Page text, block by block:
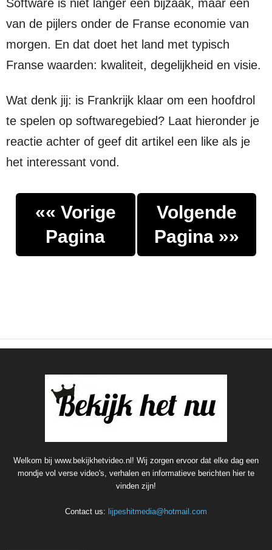
Software is niet langer een bijzaak, maar een
van de pijlers onder de Franse economie van
morgen. En dat doet het land met typisch
Franse waarden: kwaliteit, degelijkheid en visie.
Wat denk jij: is Frankrijk klaar om een hoofdrol
te spelen op softwaregebied? Laat hieronder je
reactie achter of geef dit artikel een like als je
het interessant vond.
«« Vorige
Pagina
Volgende
Pagina »»
Welkom bij www.bekijkhetvideo.nl! Wij zorgen ervoor dat elke dag een
mondje vol verse video's, verhalen en informatieve berichten hier te
vinden zijn!
Contact us: lijpeshitmedia@hotmail.com